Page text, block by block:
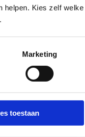
helpen. Kies zelf welke
Marketing
toestaan
van twee belangrijke
klachten te